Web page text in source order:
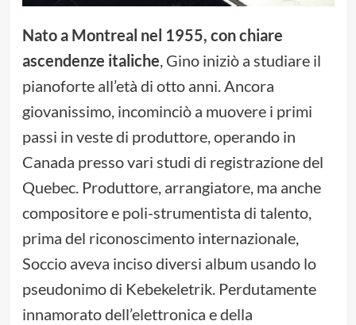
Nato a Montreal nel 1955, con chiare
ascendenze italiche, Gino iniziò a studiare il
pianoforte all’età di otto anni. Ancora
giovanissimo, incominciò a muovere i primi
passi in veste di produttore, operando in
Canada presso vari studi di registrazione del
Quebec. Produttore, arrangiatore, ma anche
compositore e poli-strumentista di talento,
prima del riconoscimento internazionale,
Soccio aveva inciso diversi album usando lo
pseudonimo di Kebekeletrik. Perdutamente
innamorato dell’elettronica e della